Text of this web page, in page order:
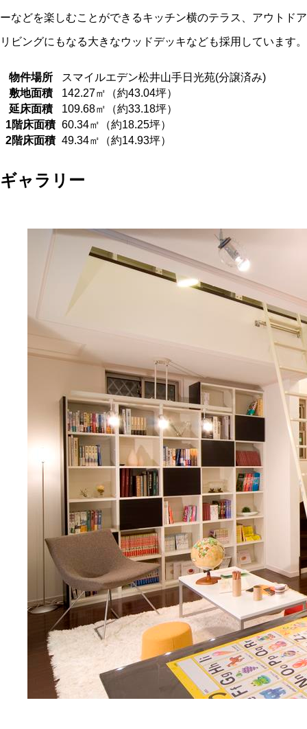
ーなどを楽しむことができるキッチン横のテラス、アウトドア
リビングにもなる大きなウッドデッキなども採用しています。
物件場所
スマイルエデン松井山手日光苑(分譲済み)
敷地面積
142.27㎡（約43.04坪）
延床面積
109.68㎡（約33.18坪）
1階床面積 60.34㎡（約18.25坪）
2階床面積 49.34㎡（約14.93坪）
ギャラリー